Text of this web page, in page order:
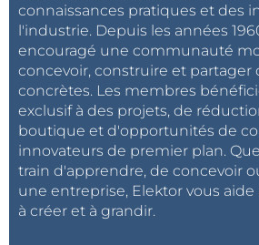
connaissances pratiques et des
l'industrie. Depuis les années
encouragé une communauté
concevoir, construire et partager
concrètes. Les membres
exclusif à des projets, de
boutique et d'opportunités de
innovateurs de premier plan.
train d'apprendre, de concevoir
une entreprise, Elektor vous aide
à créer et à grandir.